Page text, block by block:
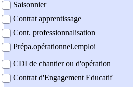
Saisonnier
Contrat apprentissage
Cont. professionnalisation
Prépa.opérationnel.emploi
CDI de chantier ou d'opération
Contrat d'Engagement Educatif